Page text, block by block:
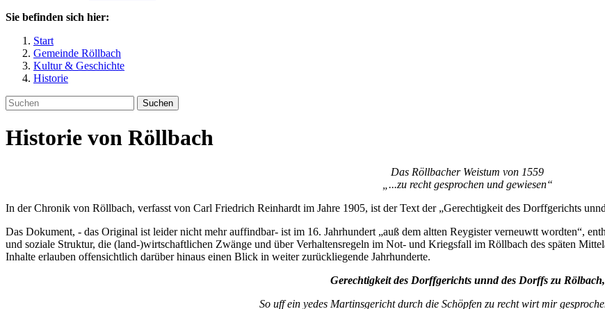
Sie befinden sich hier:
Start
Gemeinde Röllbach
Kultur & Geschichte
Historie
Suchen
Historie von Röllbach
Das Röllbacher Weistum von 1559
„...zu recht gesprochen und gewiesen“
In der Chronik von Röllbach, verfasst von Carl Friedrich Reinhardt im Jahre 1905, ist der Text der „Gerechtigkeit des Dorffgerichts
Das Dokument, - das Original ist leider nicht mehr auffindbar- ist im 16. Jahrhundert „auß dem altten Reygister verneuwtt wordten“,
und soziale Struktur, die (land-)wirtschaftlichen Zwänge und über Verhaltensregeln im Not- und Kriegsfall im Röllbach des späten
Inhalte erlauben offensichtlich darüber hinaus einen Blick in weiter zurückliegende Jahrhunderte.
Gerechtigkeit des Dorffgerichts unnd des Dorffs zu Rölbach,
So uff ein yedes Martinsgericht durch die Schöpfen zu recht wirt mir